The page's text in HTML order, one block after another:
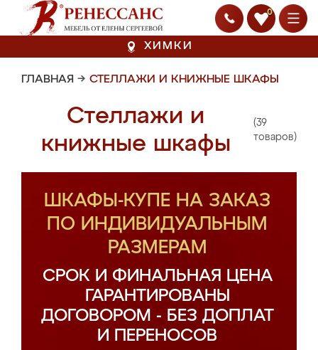
0
ХИМКИ
ГЛАВНАЯ → СТЕЛЛАЖИ И КНИЖНЫЕ ШКАФЫ
Стеллажи и
книжные шкафы
(39
товаров)
ШКАФЫ-КУПЕ НА ЗАКАЗ
ПО ИНДИВИДУАЛЬНЫМ
РАЗМЕРАМ
СРОК И ФИНАЛЬНАЯ ЦЕНА
ГАРАНТИРОВАНЫ
ДОГОВОРОМ - БЕЗ ДОПЛАТ
И ПЕРЕНОСОВ